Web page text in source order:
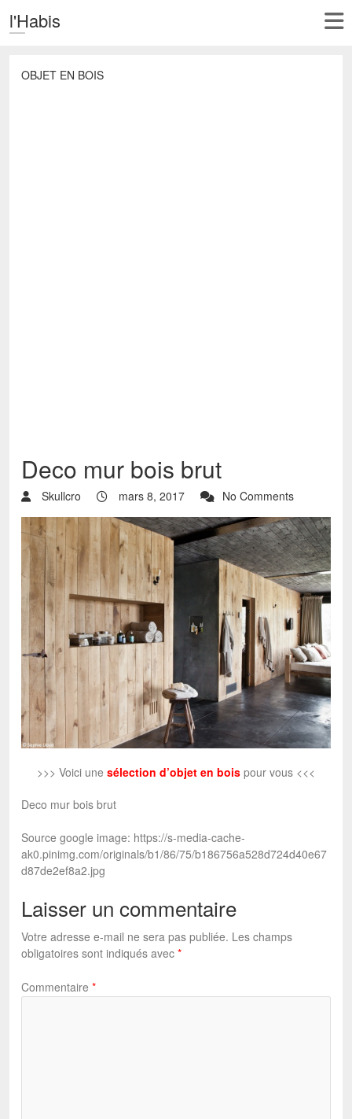
l'Habis
OBJET EN BOIS
Deco mur bois brut
Skullcro mars 8, 2017 No Comments
>>> Voici une sélection d’objet en bois pour vous <<<
Deco mur bois brut
Source google image: https://s-media-cache-
ak0.pinimg.com/originals/b1/86/75/b186756a528d724d40e67
d87de2ef8a2.jpg
Laisser un commentaire
Votre adresse e-mail ne sera pas publiée. Les champs
obligatoires sont indiqués avec *
Commentaire *